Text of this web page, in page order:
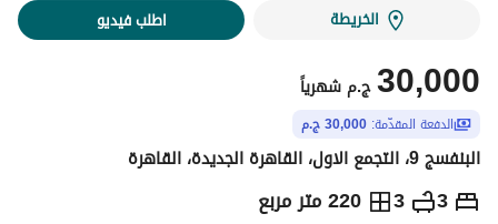
الخريطة اطلب فيديو
ج.م30,000 شهرياً
الدفعة المقدّمة: 30,000 ج.م
البنفسج 9، التجمع الاول، القاهرة الجديدة، القاهرة
3
3 220 متر مربع ج.م 30,000شهرياً